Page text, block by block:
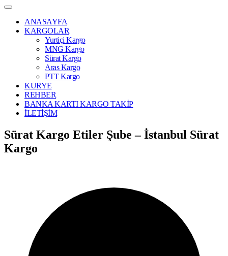
ANASAYFA
KARGOLAR
Yurtiçi Kargo
MNG Kargo
Sürat Kargo
Aras Kargo
PTT Kargo
KURYE
REHBER
BANKA KARTI KARGO TAKİP
İLETİŞİM
Sürat Kargo Etiler Şube – İstanbul Sürat
Kargo